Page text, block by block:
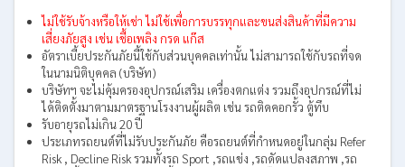
ไม่ใช้รับจ้างหรือให้เช่า ไม่ใช้เพื่อการบรรทุกและขนส่งสินค้าที่มีความ
เสี่ยงภัยสูง เช่น เชื้อเพลิง กรด แก๊ส
อัตราเบี้ยประกันภัยนี้ใช้กับส่วนบุคคลเท่านั้น ไม่สามารถใช้กับรถที่จด
ในนามนิติบุคคล (บริษัท)
บริษัทฯ จะไม่คุ้มครองอุปกรณ์เสริม เครื่องตกแต่ง รวมถึงอุปกรณ์ที่ไม่
ได้ติดตั้งมาตามมาตรฐานโรงงานผู้ผลิต เช่น รถติดคอกรั้ว ตู้ทึบ
รับอายุรถไม่เกิน 20 ปี
ประเภทรถยนต์ที่ไม่รับประกันภัย คือรถยนต์ที่กำหนดอยู่ในกลุ่ม Refer
Risk , Decline Risk รวมทั้งรถ Sport ,รถแข่ง ,รถดัดแปลงสภาพ ,รถ